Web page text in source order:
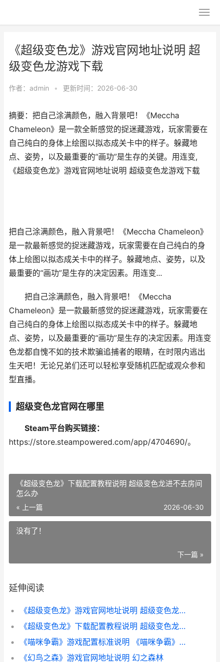
《超级变色龙》游戏官网地址说明 超
级变色龙游戏下载
作者： admin • 更新时间：2026-06-30
摘要：把自己涂满颜色，融入背景吧！《Meccha
Chameleon》是一款全新感觉的捉迷藏游戏，玩家需要在
自己纯白的身体上绘图以拟态成关卡中的样子。躲藏地
点、姿势，以及最重要的“画功”是生存的关键。用连变,
《超级变色龙》游戏官网地址说明 超级变色龙游戏下载
把自己涂满颜色，融入背景吧！《Meccha Chameleon》
是一款最新感觉的捉迷藏游戏，玩家需要在自己纯白的身
体上绘图以拟态成关卡中的样子。躲藏地点、姿势，以及
最重要的“画功”是生存的决定因素。用连变...
把自己涂满颜色，融入背景吧！《Meccha
Chameleon》是一款最新感觉的捉迷藏游戏，玩家需要在
自己纯白的身体上绘图以拟态成关卡中的样子。躲藏地
点、姿势，以及最重要的“画功”是生存的决定因素。用连变
色龙都自愧不如的技术欺骗追捕者的眼睛，在时限内逃出
生天吧！无论兄弟们还可以轻松享受随机匹配或观众参和
型直播。
超级变色龙官网在哪里
Steam平台购买链接：
https://store.steampowered.com/app/4704690/。
《超级变色龙》下载配置教程说明 超级变色龙进不去房间
怎么办
« 上一篇 2026-06-30
没有了！
下一篇 »
延伸阅读
《超级变色龙》游戏官网地址说明 超级变色龙游戏下载
《超级变色龙》下载配置教程说明 超级变色龙进不去房间怎么办
《喵咪争霸》游戏配置标准说明 《喵咪争霸》游戏视频
《幻鸟之森》游戏官网地址说明 幻之森林